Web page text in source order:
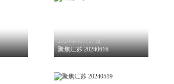
2024年06月17日
聚焦江苏 20240616